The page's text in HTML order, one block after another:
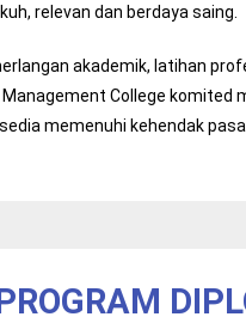
relevan dan berdaya saing.
akademik, latihan
Management College komited
memenuhi kehendak